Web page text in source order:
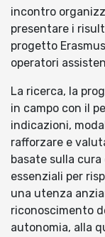
incontro
presentare i
progetto
operatori
La ricerca, la
in campo con il
indicazioni,
rafforzare e
basate sulla
essenziali per
una utenza
riconoscimento
autonomia, alla